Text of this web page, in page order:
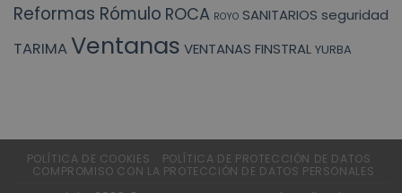
Reformas Rómulo ROCA ROYO SANITARIOS seguridad
TARIMAVentanas VENTANAS FINSTRAL YURBA
POLÍTICA DE COOKIES
POLÍTICA DE PROTECCIÓN DE DATOS
COMPROMISO CON LA PROTECCIÓN DE DATOS PERSONALES